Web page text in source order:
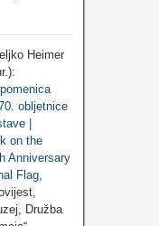
Heimer
obljetnice
|
on the
Anniversary
Flag
Družba